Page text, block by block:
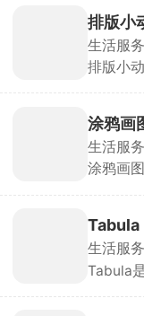
排版小
生活服务
排版小
情、读
字选个
不用自
涂鸦画
生活服务
涂鸦画
图全都
无限撤
画好的
稿慢慢
Tabula
生活服务
Tabula